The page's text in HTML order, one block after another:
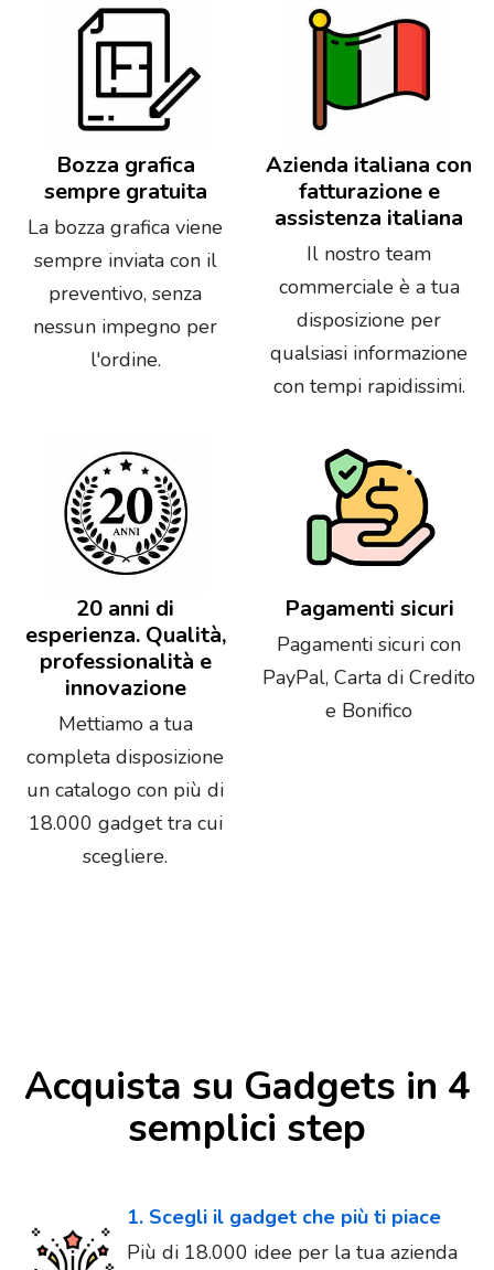
Bozza grafica
sempre gratuita
La bozza grafica viene
sempre inviata con il
preventivo, senza
nessun impegno per
l'ordine.
Azienda italiana con
fatturazione e
assistenza italiana
Il nostro team
commerciale è a tua
disposizione per
qualsiasi informazione
con tempi rapidissimi.
20 anni di
esperienza. Qualità,
professionalità e
innovazione
Mettiamo a tua
completa disposizione
un catalogo con più di
18.000 gadget tra cui
scegliere.
Pagamenti sicuri
Pagamenti sicuri con
PayPal, Carta di Credito
e Bonifico
Acquista su Gadgets in 4
semplici step
1. Scegli il gadget che più ti piace
Più di 18.000 idee per la tua azienda